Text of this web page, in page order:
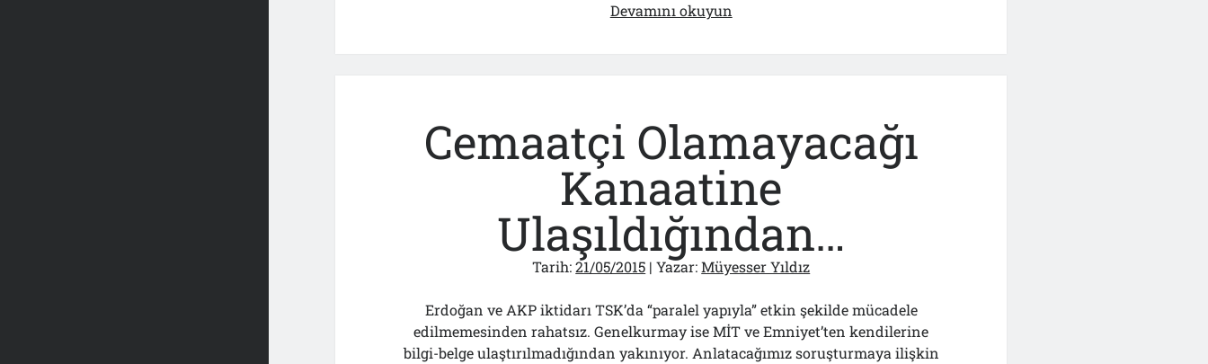
Devamını okuyun
benzemiyor
Cemaatçi Olamayacağı
Kanaatine
Ulaşıldığından…
Tarih:21/05/2015 | Yazar:Müyesser Yıldız
Erdoğan ve AKP iktidarı TSK’da “paralel yapıyla” etkin şekilde mücadele
edilmemesinden rahatsız. Genelkurmay ise MİT ve Emniyet’ten kendilerine
bilgi-belge ulaştırılmadığından yakınıyor. Anlatacağımız soruşturmaya ilişkin